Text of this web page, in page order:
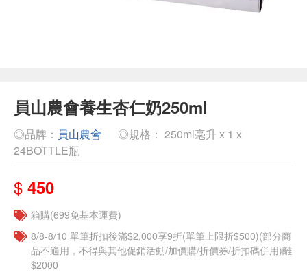
員山農會養生杏仁奶250ml
◎品牌： 員山農會
◎規格： 250ml毫升 x 1 x
24BOTTLE瓶
$ 450
箱購(699免基本運費)
8/8-8/10 單筆折扣後滿$2,000享9折(單筆上限折$500)(部分商
品不適用，不得與其他促銷活動/加價購/折價券/折扣碼併用)離
$2000